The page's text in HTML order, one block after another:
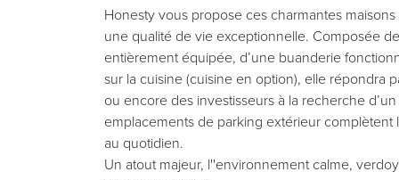
Honesty vous propose ces charmantes
une qualité de vie exceptionnelle. Composée
entièrement équipée, d’une buanderie
sur la cuisine (cuisine en option), elle répondra
ou encore des investisseurs à la recherche
emplacements de parking extérieur complètent
au quotidien.
Un atout majeur, l''environnement calme,